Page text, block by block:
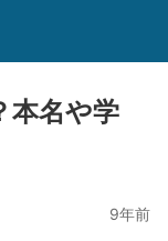
本名や学
9年前